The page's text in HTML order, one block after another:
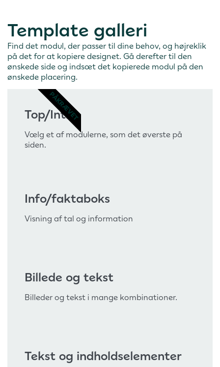
Template galleri
Find det modul, der passer til dine behov, og højreklik
på det for at kopiere designet. Gå derefter til den
ønskede side og indsæt det kopierede modul på den
ønskede placering.
Top/Intro
Vælg et af modulerne, som det øverste på
siden.
PÅKRÆVET
Info/faktaboks
Visning af tal og information
Billede og tekst
Billeder og tekst i mange kombinationer.
Tekst og indholdselementer